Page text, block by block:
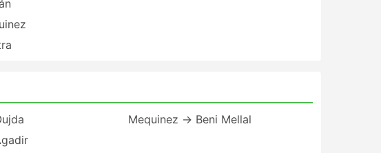
Mequinez → Beni Mellal